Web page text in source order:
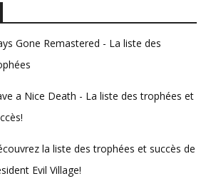
Gone Remastered - La liste des
a Nice Death - La liste des trophées et
la liste des trophées et succès de
Evil Village!